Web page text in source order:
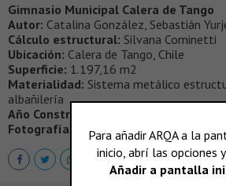
Gimnasio Municipal Calera de Tango
Autor: Catalina González, Sebastián
Cálculo estructural: Silvana Cominetti
Ubicación: Calera de Tango, Chile
Superficie: 1.197,16 m2
Materialidad: Sistema metálico
albañilería
Año Construcción:
Fotografías:
Aryeh Kornfeld,www.draft.cl